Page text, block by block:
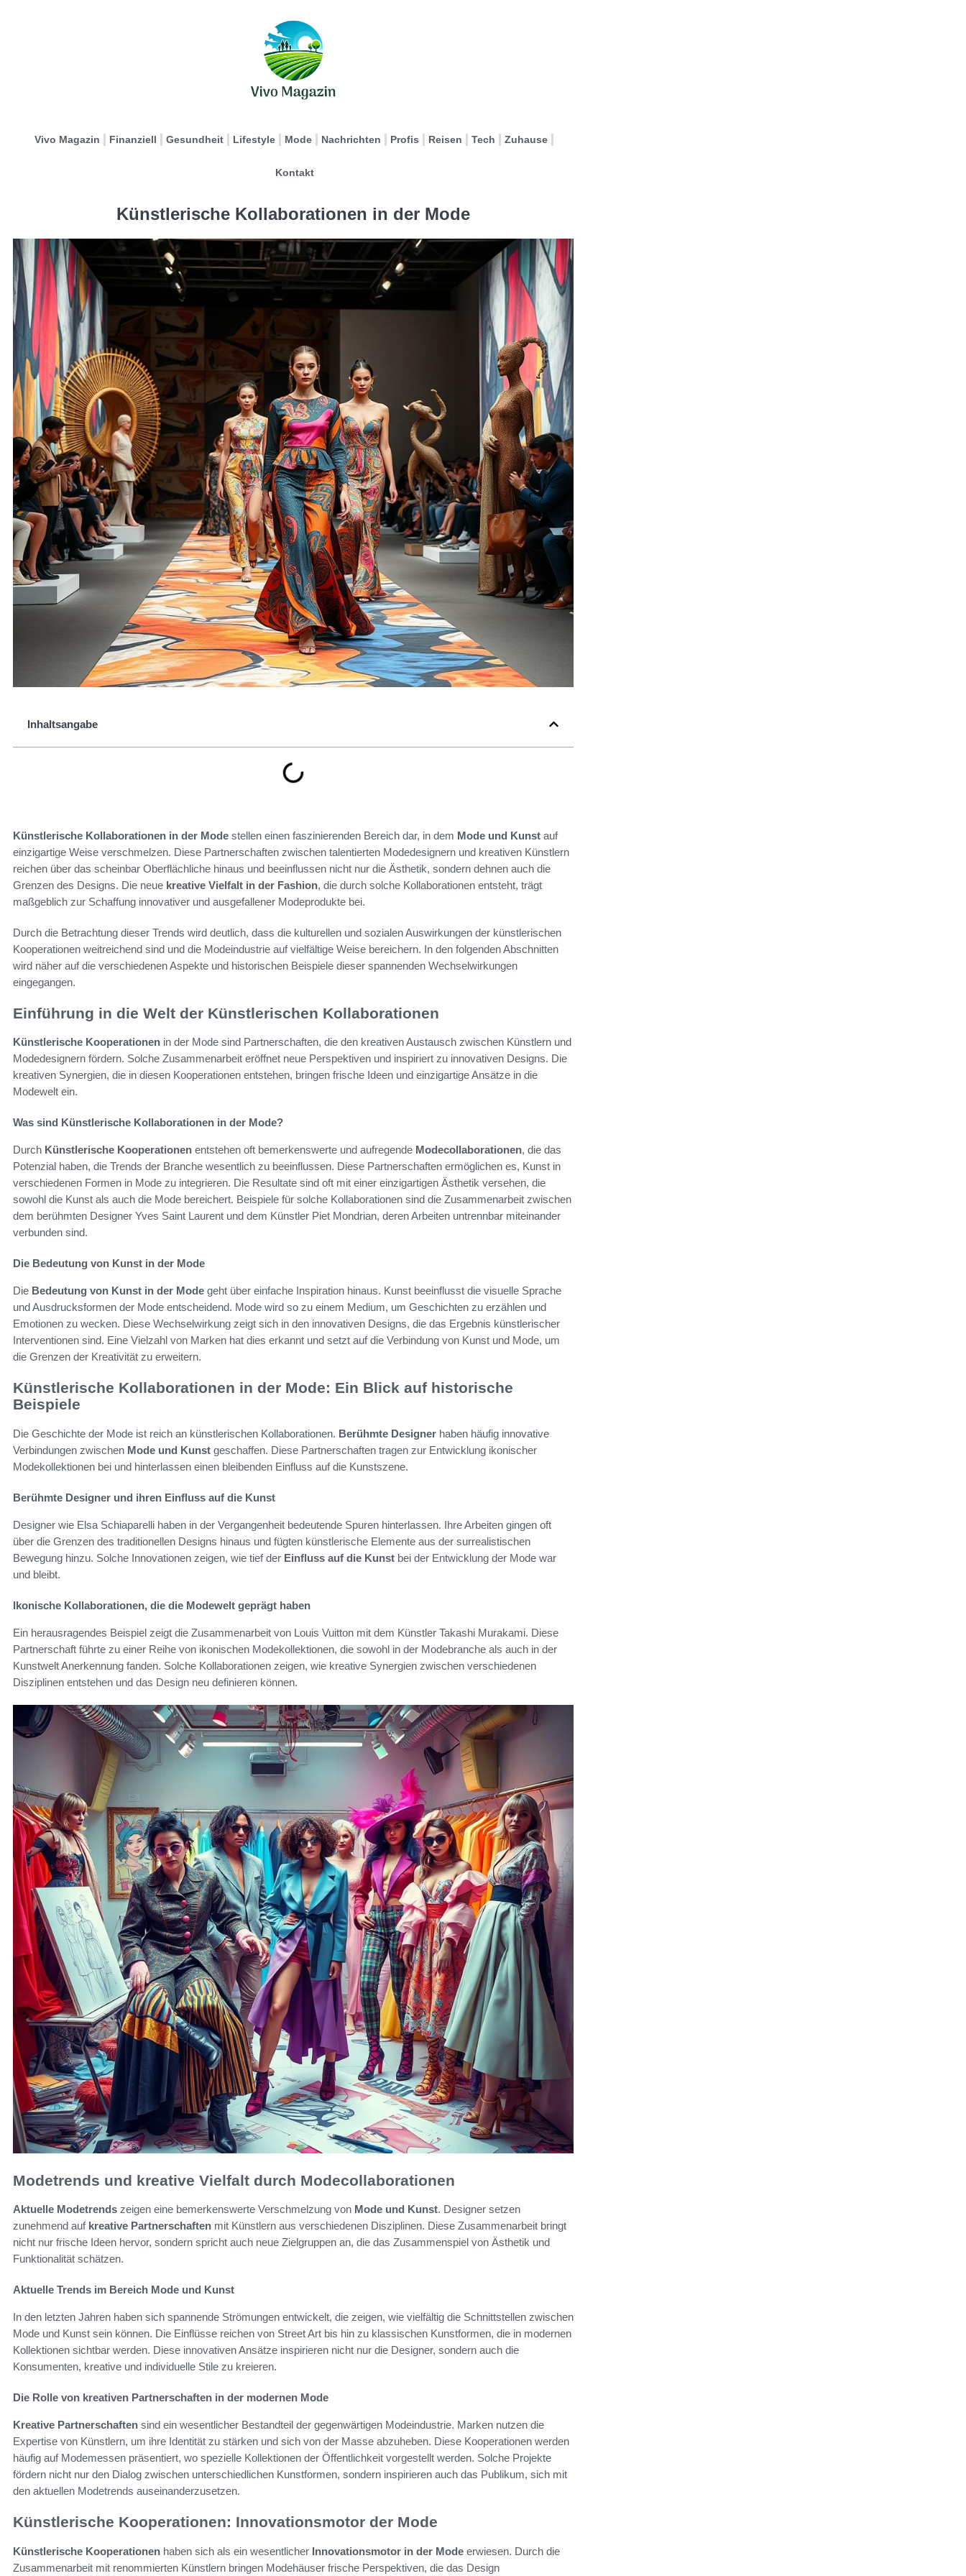
Vivo Magazin Finanziell Gesundheit Lifestyle Mode Nachrichten Profis Reisen Tech Zuhause
Kontakt
Künstlerische Kollaborationen in der Mode
Inhaltsangabe
Künstlerische Kollaborationen in der Mode stellen einen faszinierenden Bereich dar, in dem Mode und Kunst auf
einzigartige Weise verschmelzen. Diese Partnerschaften zwischen talentierten Modedesignern und kreativen Künstlern
reichen über das scheinbar Oberflächliche hinaus und beeinflussen nicht nur die Ästhetik, sondern dehnen auch die
Grenzen des Designs. Die neue kreative Vielfalt in der Fashion, die durch solche Kollaborationen entsteht, trägt
maßgeblich zur Schaffung innovativer und ausgefallener Modeprodukte bei.
Durch die Betrachtung dieser Trends wird deutlich, dass die kulturellen und sozialen Auswirkungen der künstlerischen
Kooperationen weitreichend sind und die Modeindustrie auf vielfältige Weise bereichern. In den folgenden Abschnitten
wird näher auf die verschiedenen Aspekte und historischen Beispiele dieser spannenden Wechselwirkungen
eingegangen.
Einführung in die Welt der Künstlerischen Kollaborationen
Künstlerische Kooperationen in der Mode sind Partnerschaften, die den kreativen Austausch zwischen Künstlern und
Modedesignern fördern. Solche Zusammenarbeit eröffnet neue Perspektiven und inspiriert zu innovativen Designs. Die
kreativen Synergien, die in diesen Kooperationen entstehen, bringen frische Ideen und einzigartige Ansätze in die
Modewelt ein.
Was sind Künstlerische Kollaborationen in der Mode?
Durch Künstlerische Kooperationen entstehen oft bemerkenswerte und aufregende Modecollaborationen, die das
Potenzial haben, die Trends der Branche wesentlich zu beeinflussen. Diese Partnerschaften ermöglichen es, Kunst in
verschiedenen Formen in Mode zu integrieren. Die Resultate sind oft mit einer einzigartigen Ästhetik versehen, die
sowohl die Kunst als auch die Mode bereichert. Beispiele für solche Kollaborationen sind die Zusammenarbeit zwischen
dem berühmten Designer Yves Saint Laurent und dem Künstler Piet Mondrian, deren Arbeiten untrennbar miteinander
verbunden sind.
Die Bedeutung von Kunst in der Mode
Die Bedeutung von Kunst in der Mode geht über einfache Inspiration hinaus. Kunst beeinflusst die visuelle Sprache
und Ausdrucksformen der Mode entscheidend. Mode wird so zu einem Medium, um Geschichten zu erzählen und
Emotionen zu wecken. Diese Wechselwirkung zeigt sich in den innovativen Designs, die das Ergebnis künstlerischer
Interventionen sind. Eine Vielzahl von Marken hat dies erkannt und setzt auf die Verbindung von Kunst und Mode, um
die Grenzen der Kreativität zu erweitern.
Künstlerische Kollaborationen in der Mode: Ein Blick auf historische
Beispiele
Die Geschichte der Mode ist reich an künstlerischen Kollaborationen. Berühmte Designer haben häufig innovative
Verbindungen zwischen Mode und Kunst geschaffen. Diese Partnerschaften tragen zur Entwicklung ikonischer
Modekollektionen bei und hinterlassen einen bleibenden Einfluss auf die Kunstszene.
Berühmte Designer und ihren Einfluss auf die Kunst
Designer wie Elsa Schiaparelli haben in der Vergangenheit bedeutende Spuren hinterlassen. Ihre Arbeiten gingen oft
über die Grenzen des traditionellen Designs hinaus und fügten künstlerische Elemente aus der surrealistischen
Bewegung hinzu. Solche Innovationen zeigen, wie tief der Einfluss auf die Kunst bei der Entwicklung der Mode war
und bleibt.
Ikonische Kollaborationen, die die Modewelt geprägt haben
Ein herausragendes Beispiel zeigt die Zusammenarbeit von Louis Vuitton mit dem Künstler Takashi Murakami. Diese
Partnerschaft führte zu einer Reihe von ikonischen Modekollektionen, die sowohl in der Modebranche als auch in der
Kunstwelt Anerkennung fanden. Solche Kollaborationen zeigen, wie kreative Synergien zwischen verschiedenen
Disziplinen entstehen und das Design neu definieren können.
Modetrends und kreative Vielfalt durch Modecollaborationen
Aktuelle Modetrends zeigen eine bemerkenswerte Verschmelzung von Mode und Kunst. Designer setzen
zunehmend auf kreative Partnerschaften mit Künstlern aus verschiedenen Disziplinen. Diese Zusammenarbeit bringt
nicht nur frische Ideen hervor, sondern spricht auch neue Zielgruppen an, die das Zusammenspiel von Ästhetik und
Funktionalität schätzen.
Aktuelle Trends im Bereich Mode und Kunst
In den letzten Jahren haben sich spannende Strömungen entwickelt, die zeigen, wie vielfältig die Schnittstellen zwischen
Mode und Kunst sein können. Die Einflüsse reichen von Street Art bis hin zu klassischen Kunstformen, die in modernen
Kollektionen sichtbar werden. Diese innovativen Ansätze inspirieren nicht nur die Designer, sondern auch die
Konsumenten, kreative und individuelle Stile zu kreieren.
Die Rolle von kreativen Partnerschaften in der modernen Mode
Kreative Partnerschaften sind ein wesentlicher Bestandteil der gegenwärtigen Modeindustrie. Marken nutzen die
Expertise von Künstlern, um ihre Identität zu stärken und sich von der Masse abzuheben. Diese Kooperationen werden
häufig auf Modemessen präsentiert, wo spezielle Kollektionen der Öffentlichkeit vorgestellt werden. Solche Projekte
fördern nicht nur den Dialog zwischen unterschiedlichen Kunstformen, sondern inspirieren auch das Publikum, sich mit
den aktuellen Modetrends auseinanderzusetzen.
Künstlerische Kooperationen: Innovationsmotor der Mode
Künstlerische Kooperationen haben sich als ein wesentlicher Innovationsmotor in der Mode erwiesen. Durch die
Zusammenarbeit mit renommierten Künstlern bringen Modehäuser frische Perspektiven, die das Design